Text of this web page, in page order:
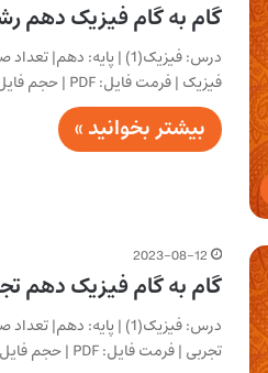
گام به گام فیزیک دهم
فیزیک | فرمت فایل: PDF | حجم فایل: 99مگابایت منتشر شده…
بیشتر بخوانید »
2023-08-12
گام به گام فیزیک دهم
تجربی | فرمت فایل: PDF | حجم فایل: 88مگابایت منتشر شده…